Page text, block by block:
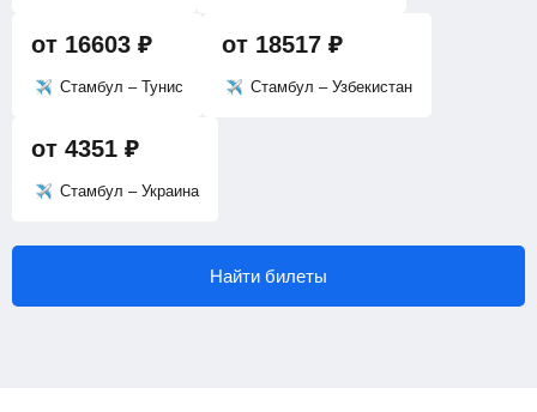
от 16603 ₽
Стамбул – Тунис
от 18517 ₽
Стамбул – Узбекистан
от 4351 ₽
Стамбул – Украина
Найти билеты